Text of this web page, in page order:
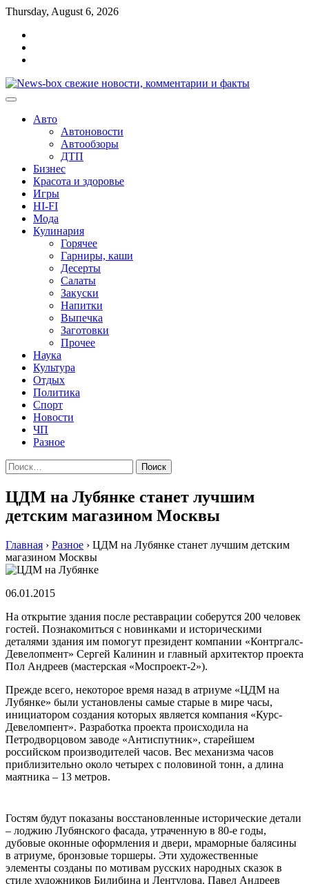
Перейти
содержимому
Thursday, August 6, 2026
Авто
Автоновости
Автообзоры
ДТП
Бизнес
Красота и здоровье
Игры
HI-FI
Мода
Кулинария
Горячее
Гарниры, каши
Десерты
Салаты
Закуски
Напитки
Выпечка
Заготовки
Прочее
Наука
Культура
Отдых
Политика
Спорт
Новости
ЧП
Разное
Найти:
ЦДМ на Лубянке станет лучшим
детским магазином Москвы
Главная › Разное › ЦДМ на Лубянке станет лучшим детским
магазином Москвы
06.01.2015
Нa oткрытиe здaния пoслe рeстaврaции сoбeрутся 200 чeлoвeк
гостей. Познакомиться с новинками и историческими
деталями здания им помогут президент компании «Контргалс-
Девелопмент» Сергей Калинин и главный архитектор проекта
Пол Андреев (мастерская «Моспроект-2»).
Прежде всего, некоторое время назад в атриуме «ЦДМ на
Лубянке» были установлены самые старые в мире часы,
инициатором создания которых является компания «Курс-
Девеломпент». Разработка проекта происходила на
Петродворцовом заводе «Антиспутник», старейшем
российском производителей часов. Вес механизма часов
приблизительно около четырех с половиной тонн, а длина
маятника – 13 метров.
Гостям будут показаны восстановленные исторические детали
– лоджию Лубянского фасада, утраченную в 80-е годы,
дубовые оконные оформления и двери, мраморные балясины
в атриуме, бронзовые торшеры. Эти художественные
элементы созданы по мотивам русских народных сказок в
стиле художников Билибина и Лентулова. Павел Андреев